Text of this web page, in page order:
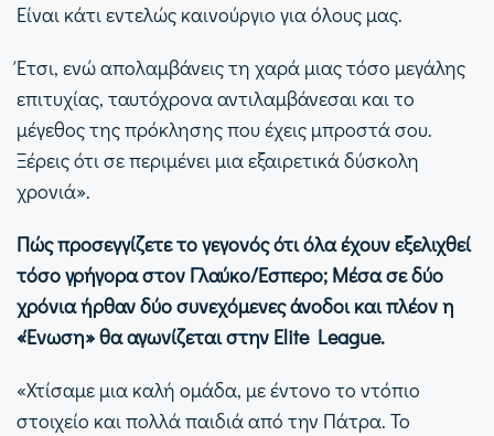
Είναι κάτι εντελώς καινούργιο για όλους μας.
Έτσι, ενώ απολαμβάνεις τη χαρά μιας τόσο μεγάλης
επιτυχίας, ταυτόχρονα αντιλαμβάνεσαι και το
μέγεθος της πρόκλησης που έχεις μπροστά σου.
Ξέρεις ότι σε περιμένει μια εξαιρετικά δύσκολη
χρονιά».
Πώς προσεγγίζετε το γεγονός ότι όλα έχουν εξελιχθεί
τόσο γρήγορα στον Γλαύκο/Έσπερο; Μέσα σε δύο
χρόνια ήρθαν δύο συνεχόμενες άνοδοι και πλέον η
«Ένωση» θα αγωνίζεται στην Elite League.
«Χτίσαμε μια καλή ομάδα, με έντονο το ντόπιο
στοιχείο και πολλά παιδιά από την Πάτρα. Το